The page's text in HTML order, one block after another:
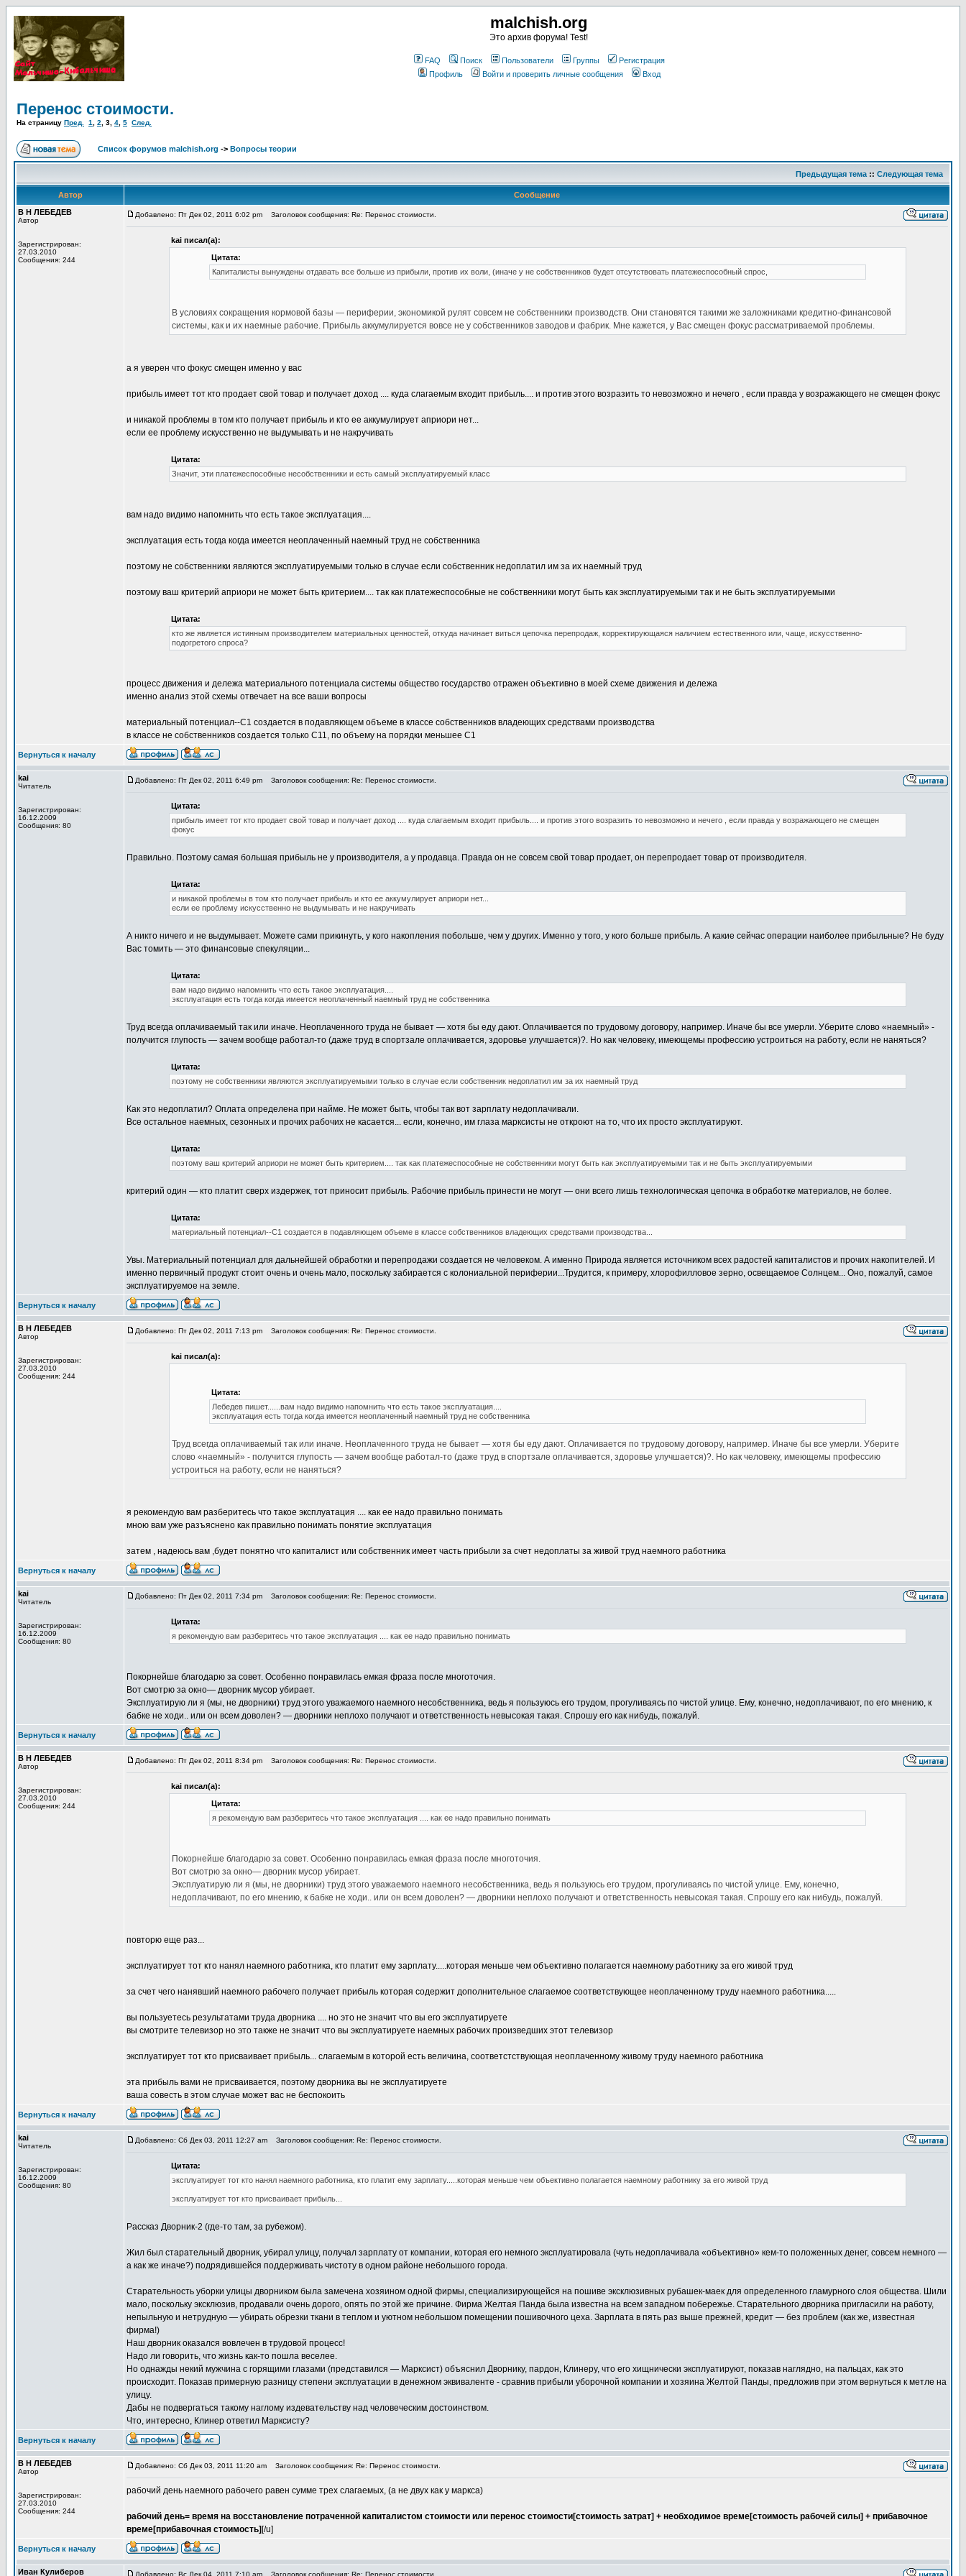
malchish.org
Это архив форума! Test!
FAQ Поиск Пользователи Группы
Регистрация
Профиль
Войти и проверить личные сообщения Вход
Перенос стоимости.
На страницу Пред. 1 2 3 4 5 След.
Список форумов malchish.org -> Вопросы теории
Предыдущая тема :: Следующая тема
Автор
Сообщение
В Н ЛЕБЕДЕВ
Автор
Зарегистрирован:
27.03.2010
Сообщения: 244
Добавлено: Пт Дек 02, 2011 6:02 pm Заголовок сообщения: Re: Перенос стоимости.
kai писал(а):
Цитата:
Капиталисты вынуждены отдавать все больше из прибыли, против их воли, (иначе у не собственников будет отсутствовать платежеспособный спрос,
В условиях сокращения кормовой базы — периферии, экономикой рулят совсем не собственники производств. Они становятся такими же заложниками кредитно-финансовой
системы, как и их наемные рабочие. Прибыль аккумулируется вовсе не у собственников заводов и фабрик. Мне кажется, у Вас смещен фокус рассматриваемой проблемы.
а я уверен что фокус смещен именно у вас
прибыль имеет тот кто продает свой товар и получает доход .... куда слагаемым входит прибыль.... и против этого возразить то невозможно и нечего , если правда у возражающего не смещен фокус
и никакой проблемы в том кто получает прибыль и кто ее аккумулирует априори нет...
если ее проблему искусственно не выдумывать и не накручивать
Цитата:
Значит, эти платежеспособные несобственники и есть самый эксплуатируемый класс
вам надо видимо напомнить что есть такое эксплуатация....
эксплуатация есть тогда когда имеется неоплаченный наемный труд не собственника
поэтому не собственники являются эксплуатируемыми только в случае если собственник недоплатил им за их наемный труд
поэтому ваш критерий априори не может быть критерием.... так как платежеспособные не собственники могут быть как эксплуатируемыми так и не быть эксплуатируемыми
Цитата:
кто же является истинным производителем материальных ценностей, откуда начинает виться цепочка перепродаж, корректирующаяся наличием естественного или, чаще, искусственно-
подогретого спроса?
процесс движения и дележа материального потенциала системы общество государство отражен объективно в моей схеме движения и дележа
именно анализ этой схемы отвечает на все ваши вопросы
материальный потенциал--С1 создается в подавляющем объеме в классе собственников владеющих средствами производства
в классе не собственников создается только С11, по объему на порядки меньшее С1
Вернуться к началу
kai
Читатель
Зарегистрирован:
16.12.2009
Сообщения: 80
Добавлено: Пт Дек 02, 2011 6:49 pm Заголовок сообщения: Re: Перенос стоимости.
Цитата:
прибыль имеет тот кто продает свой товар и получает доход .... куда слагаемым входит прибыль.... и против этого возразить то невозможно и нечего , если правда у возражающего не смещен
фокус
Правильно. Поэтому самая большая прибыль не у производителя, а у продавца. Правда он не совсем свой товар продает, он перепродает товар от производителя.
Цитата:
и никакой проблемы в том кто получает прибыль и кто ее аккумулирует априори нет...
если ее проблему искусственно не выдумывать и не накручивать
А никто ничего и не выдумывает. Можете сами прикинуть, у кого накопления побольше, чем у других. Именно у того, у кого больше прибыль. А какие сейчас операции наиболее прибыльные? Не буду
Вас томить — это финансовые спекуляции...
Цитата:
вам надо видимо напомнить что есть такое эксплуатация....
эксплуатация есть тогда когда имеется неоплаченный наемный труд не собственника
Труд всегда оплачиваемый так или иначе. Неоплаченного труда не бывает — хотя бы еду дают. Оплачивается по трудовому договору, например. Иначе бы все умерли. Уберите слово «наемный» -
получится глупость — зачем вообще работал-то (даже труд в спортзале оплачивается, здоровье улучшается)?. Но как человеку, имеющемы профессию устроиться на работу, если не наняться?
Цитата:
поэтому не собственники являются эксплуатируемыми только в случае если собственник недоплатил им за их наемный труд
Как это недоплатил? Оплата определена при найме. Не может быть, чтобы так вот зарплату недоплачивали.
Все остальное наемных, сезонных и прочих рабочих не касается... если, конечно, им глаза марксисты не откроют на то, что их просто эксплуатируют.
Цитата:
поэтому ваш критерий априори не может быть критерием.... так как платежеспособные не собственники могут быть как эксплуатируемыми так и не быть эксплуатируемыми
критерий один — кто платит сверх издержек, тот приносит прибыль. Рабочие прибыль принести не могут — они всего лишь технологическая цепочка в обработке материалов, не более.
Цитата:
материальный потенциал--С1 создается в подавляющем объеме в классе собственников владеющих средствами производства...
Увы. Материальный потенциал для дальнейшей обработки и перепродажи создается не человеком. А именно Природа является источником всех радостей капиталистов и прочих накопителей. И
именно первичный продукт стоит очень и очень мало, поскольку забирается с колониальной периферии...Трудится, к примеру, хлорофилловое зерно, освещаемое Солнцем... Оно, пожалуй, самое
эксплуатируемое на земле.
Вернуться к началу
В Н ЛЕБЕДЕВ
Автор
Зарегистрирован:
27.03.2010
Сообщения: 244
Добавлено: Пт Дек 02, 2011 7:13 pm Заголовок сообщения: Re: Перенос стоимости.
kai писал(а):
Цитата:
Лебедев пишет......вам надо видимо напомнить что есть такое эксплуатация....
эксплуатация есть тогда когда имеется неоплаченный наемный труд не собственника
Труд всегда оплачиваемый так или иначе. Неоплаченного труда не бывает — хотя бы еду дают. Оплачивается по трудовому договору, например. Иначе бы все умерли. Уберите
слово «наемный» - получится глупость — зачем вообще работал-то (даже труд в спортзале оплачивается, здоровье улучшается)?. Но как человеку, имеющемы профессию
устроиться на работу, если не наняться?
я рекомендую вам разберитесь что такое эксплуатация .... как ее надо правильно понимать
мною вам уже разъяснено как правильно понимать понятие эксплуатация
затем , надеюсь вам ,будет понятно что капиталист или собственник имеет часть прибыли за счет недоплаты за живой труд наемного работника
Вернуться к началу
kai
Читатель
Зарегистрирован:
16.12.2009
Сообщения: 80
Добавлено: Пт Дек 02, 2011 7:34 pm Заголовок сообщения: Re: Перенос стоимости.
Цитата:
я рекомендую вам разберитесь что такое эксплуатация .... как ее надо правильно понимать
Покорнейше благодарю за совет. Особенно понравилась емкая фраза после многоточия.
Вот смотрю за окно— дворник мусор убирает.
Эксплуатирую ли я (мы, не дворники) труд этого уважаемого наемного несобственника, ведь я пользуюсь его трудом, прогуливаясь по чистой улице. Ему, конечно, недоплачивают, по его мнению, к
бабке не ходи.. или он всем доволен? — дворники неплохо получают и ответственность невысокая такая. Спрошу его как нибудь, пожалуй.
Вернуться к началу
В Н ЛЕБЕДЕВ
Автор
Зарегистрирован:
27.03.2010
Сообщения: 244
Добавлено: Пт Дек 02, 2011 8:34 pm Заголовок сообщения: Re: Перенос стоимости.
kai писал(а):
Цитата:
я рекомендую вам разберитесь что такое эксплуатация .... как ее надо правильно понимать
Покорнейше благодарю за совет. Особенно понравилась емкая фраза после многоточия.
Вот смотрю за окно— дворник мусор убирает.
Эксплуатирую ли я (мы, не дворники) труд этого уважаемого наемного несобственника, ведь я пользуюсь его трудом, прогуливаясь по чистой улице. Ему, конечно,
недоплачивают, по его мнению, к бабке не ходи.. или он всем доволен? — дворники неплохо получают и ответственность невысокая такая. Спрошу его как нибудь, пожалуй.
повторю еще раз...
эксплуатирует тот кто нанял наемного работника, кто платит ему зарплату.....которая меньше чем объективно полагается наемному работнику за его живой труд
за счет чего нанявший наемного рабочего получает прибыль которая содержит дополнительное слагаемое соответствующее неоплаченному труду наемного работника.....
вы пользуетесь результатами труда дворника .... но это не значит что вы его эксплуатируете
вы смотрите телевизор но это также не значит что вы эксплуатируете наемных рабочих произведших этот телевизор
эксплуатирует тот кто присваивает прибыль... слагаемым в которой есть величина, соответстствующая неоплаченному живому труду наемного работника
эта прибыль вами не присваивается, поэтому дворника вы не эксплуатируете
ваша совесть в этом случае может вас не беспокоить
Вернуться к началу
kai
Читатель
Зарегистрирован:
16.12.2009
Сообщения: 80
Добавлено: Сб Дек 03, 2011 12:27 am Заголовок сообщения: Re: Перенос стоимости.
Цитата:
эксплуатирует тот кто нанял наемного работника, кто платит ему зарплату.....которая меньше чем объективно полагается наемному работнику за его живой труд
эксплуатирует тот кто присваивает прибыль...
Рассказ Дворник-2 (где-то там, за рубежом).
Жил был старательный дворник, убирал улицу, получал зарплату от компании, которая его немного эксплуатировала (чуть недоплачивала «объективно» кем-то положенных денег, совсем немного —
а как же иначе?) подрядившейся поддерживать чистоту в одном районе небольшого города.
Старательность уборки улицы дворником была замечена хозяином одной фирмы, специализирующейся на пошиве эксклюзивных рубашек-маек для определенного гламурного слоя общества. Шили
мало, поскольку эксклюзив, продавали очень дорого, опять по этой же причине. Фирма Желтая Панда была известна на всем западном побережье. Старательного дворника пригласили на работу,
непыльную и нетрудную — убирать обрезки ткани в теплом и уютном небольшом помещении пошивочного цеха. Зарплата в пять раз выше прежней, кредит — без проблем (как же, известная
фирма!)
Наш дворник оказался вовлечен в трудовой процесс!
Надо ли говорить, что жизнь как-то пошла веселее.
Но однажды некий мужчина с горящими глазами (представился — Марксист) объяснил Дворнику, пардон, Клинеру, что его хищнически эксплуатируют, показав наглядно, на пальцах, как это
происходит. Показав примерную разницу степени эксплуатации в денежном эквиваленте - сравнив прибыли уборочной компании и хозяина Желтой Панды, предложив при этом вернуться к метле на
улицу.
Дабы не подвергаться такому наглому издевательству над человеческим достоинством.
Что, интересно, Клинер ответил Марксисту?
Вернуться к началу
В Н ЛЕБЕДЕВ
Автор
Зарегистрирован:
27.03.2010
Сообщения: 244
Добавлено: Сб Дек 03, 2011 11:20 am Заголовок сообщения: Re: Перенос стоимости.
рабочий день наемного рабочего равен сумме трех слагаемых, (а не двух как у маркса)
рабочий день= время на восстановление потраченной капиталистом стоимости или перенос стоимости[стоимость затрат] + необходимое време[стоимость рабочей силы] + прибавочное
време[прибавочная стоимость] [/u]
Вернуться к началу
Иван Кулиберов Добавлено: Вс Дек 04, 2011 7:10 am Заголовок сообщения: Re: Перенос стоимости.